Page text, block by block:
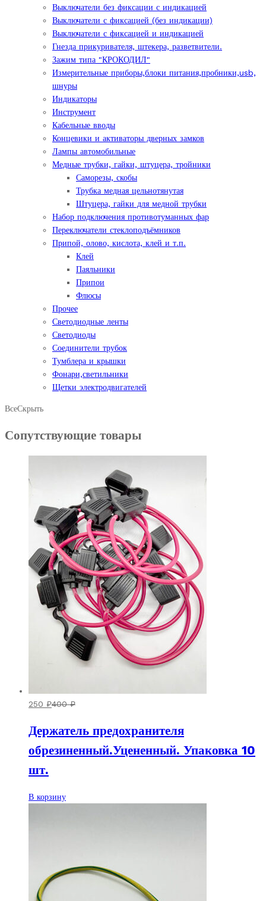
Выключатели без фиксации с индикацией
Выключатели с фиксацией (без индикации)
Выключатели с фиксацией и индикацией
Гнезда прикуривателя, штекера, разветвители.
Зажим типа "КРОКОДИЛ"
Измерительные приборы,блоки питания,пробники,usb,
шнуры
Индикаторы
Инструмент
Кабельные вводы
Концевики и активаторы дверных замков
Лампы автомобильные
Медные трубки, гайки, штуцера, тройники
Саморезы, скобы
Трубка медная цельнотянутая
Штуцера, гайки для медной трубки
Набор подключения противотуманных фар
Переключатели стеклоподъёмников
Припой, олово, кислота, клей и т.п.
Клей
Паяльники
Припои
Флюсы
Прочее
Светодиодные ленты
Светодиоды
Соединители трубок
Тумблера и крышки
Фонари,светильники
Щетки электродвигателей
ВсеСкрыть
Сопутствующие товары
250 ₽400₽
Держатель предохранителя
обрезиненный.Уцененный. Упаковка 10
шт.
В корзину